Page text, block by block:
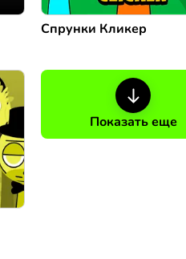
Спрунки Кликер
Показать еще